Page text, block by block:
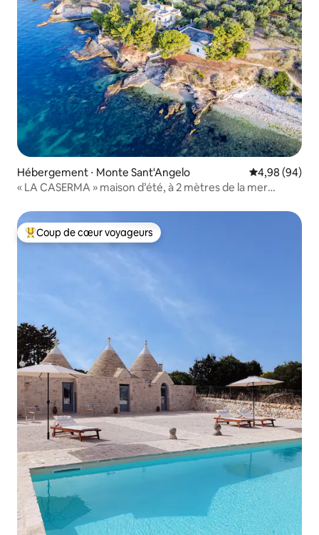
Hébergement ⋅ Monte Sant'Angelo Évaluation
4,98 (94)
« LA CASERMA » maison d’été, à 2 mètres de la mer
Coups de cœur voyageurs les plus appréciés
Coup de cœur voyageurs